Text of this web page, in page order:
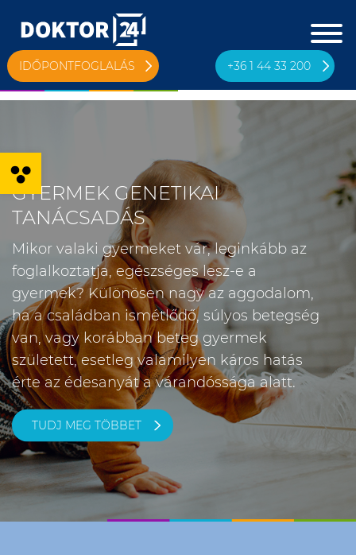
Eszköztár megnyitása
IDŐPONTFOGLALÁS +36 1 44 33 200
GYERMEK GENETIKAI
TANÁCSADÁS
Mikor valaki gyermeket vár, leginkább az
foglalkoztatja, egészséges lesz-e a
gyermek? Különösen nagy az aggodalom,
ha a családban ismétlődő, súlyos betegség
van, vagy korábban beteg gyermek
született, esetleg valamilyen káros hatás
érte az édesanyát a várandóssága alatt.
TUDJ MEG TÖBBET